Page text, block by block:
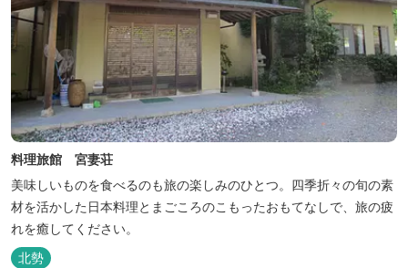
料理旅館 宮妻荘
美味しいものを食べるのも旅の楽しみのひとつ。四季折々の旬の素
材を活かした日本料理とまごころのこもったおもてなしで、旅の疲
れを癒してください。
北勢